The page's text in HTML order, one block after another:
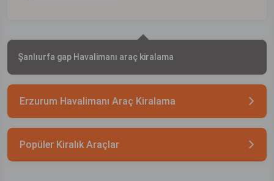
Şanlıurfa gap Havalimanı araç kiralama
Erzurum Havalimanı Araç Kiralama
Popüler Kiralık Araçlar